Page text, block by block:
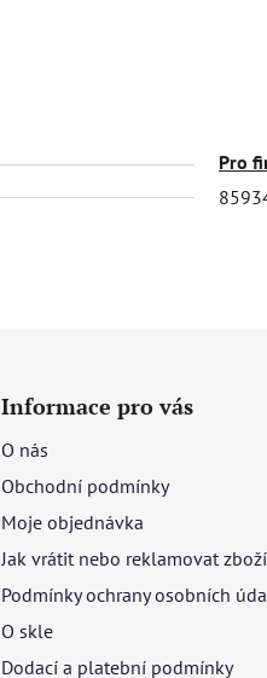
Pro
Informace pro vás
O nás
Obchodní podmínky
Moje objednávka
Jak vrátit nebo reklamovat zboží
Podmínky ochrany osobních
O skle
Dodací a platební podmínky